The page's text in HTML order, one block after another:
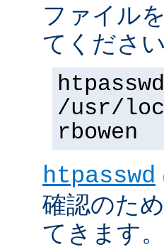
ファイル
てください
/usr/
rbowen
htpasswd
確認のた
てきます。